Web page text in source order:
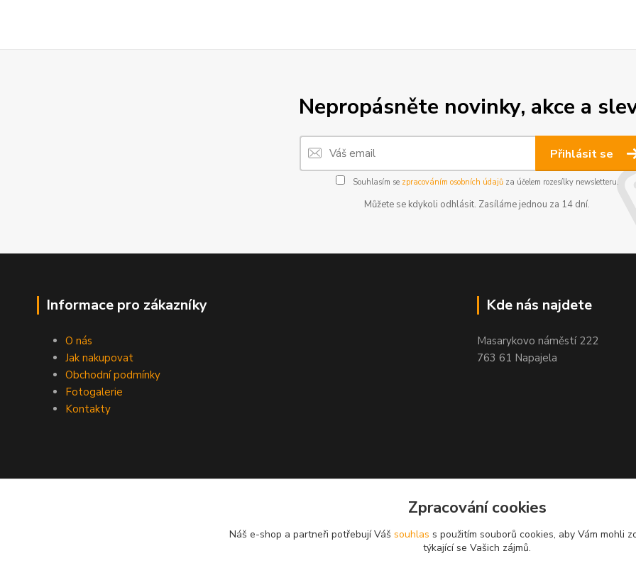
Nepropásněte novinky, akce a
Přihlásit se
Souhlasím se zpracováním osobních údajůza účelem rozesílky newsletteru.
Můžete se kdykoli odhlásit. Zasíláme jednou za 14 dní.
Informace pro zákazníky
O nás
Jak nakupovat
Obchodní podmínky
Fotogalerie
Kontakty
Kde nás najdete
Masarykovo náměstí 222
763 61 Napajela
Zpracování cookies
Náš e-shop a partneři potřebují Váš souhlas s použitím souborů cookies, aby Vám mohli
týkající se Vašich zájmů.